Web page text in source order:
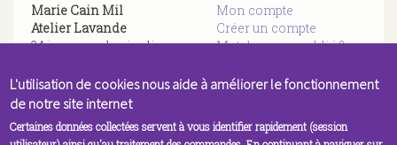
L'utilisation de cookies nous aide à améliorer le fonctionnement
de notre site internet
Certaines données collectées servent à vous identifier rapidement (session
Marie Cain Mil
Atelier Lavande
94 impasse des jardins
06 59 69 77 27
ParMail
Mon compte
Créer un compte
Mot de passe oublié ?
spams